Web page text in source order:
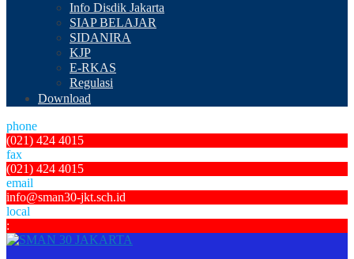
Info Disdik Jakarta
SIAP BELAJAR
SIDANIRA
KJP
E-RKAS
Regulasi
Download
phone
(021) 424 4015
fax
(021) 424 4015
email
info@sman30-jkt.sch.id
local
: